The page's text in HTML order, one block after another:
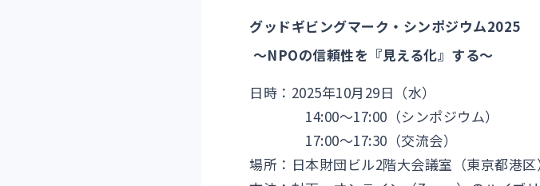
グッドギビングマーク・シンポジウム2025
～NPOの信頼性を『見える化』する～
日時：2025年10月29日（水）
14:00～17:00（シンポジウム）
17:00～17:30（交流会）
場所：日本財団ビル2階大会議室（東京都港区